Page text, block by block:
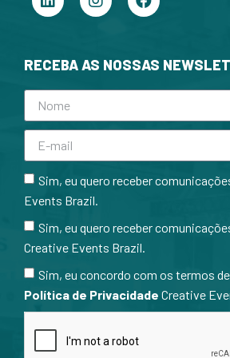
RECEBA AS NOSSAS
Sim, eu quero receber
Events Brazil.
Sim, eu quero receber
Creative Events Brazil.
Sim, eu concordo com os termos
Política de Privacidade Creative